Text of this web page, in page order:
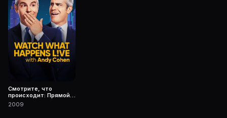
Смотрите, что
происходит: Прямой
эфир
2009